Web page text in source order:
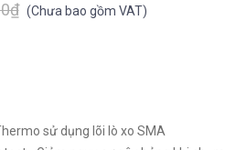
(Chưa bao gồm VAT)
sử dụng lõi lò xo SMA